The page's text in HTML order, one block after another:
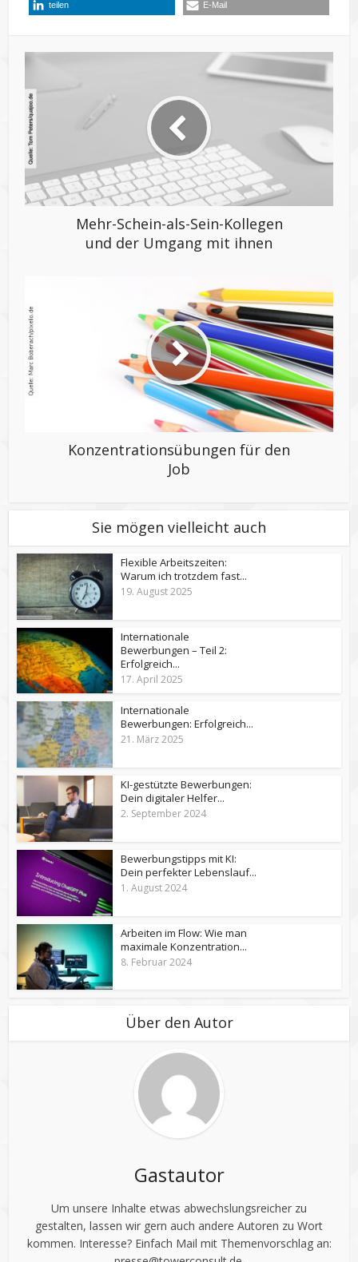
teilen E-Mail
Mehr-Schein-als-Sein-Kollegen
und der Umgang mit ihnen
Konzentrationsübungen für den
Job
Sie mögen vielleicht auch
Flexible Arbeitszeiten:
Warum ich trotzdem fast...
19. August 2025
Internationale
Bewerbungen – Teil 2:
Erfolgreich...
17. April 2025
Internationale
Bewerbungen: Erfolgreich...
21. März 2025
KI-gestützte Bewerbungen:
Dein digitaler Helfer...
2. September 2024
Bewerbungstipps mit KI:
Dein perfekter Lebenslauf...
1. August 2024
Arbeiten im Flow: Wie man
maximale Konzentration...
8. Februar 2024
Über den Autor
Gastautor
Um unsere Inhalte etwas abwechslungsreicher zu
gestalten, lassen wir gern auch andere Autoren zu Wort
kommen. Interesse? Einfach Mail mit Themenvorschlag an: